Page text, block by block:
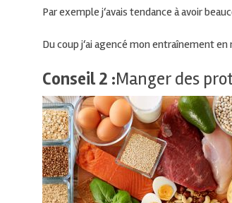
Parexemple j‘avais tendance à avoir
Ducoup j‘ai agencé mon entraînement
Conseil 2 :Manger des